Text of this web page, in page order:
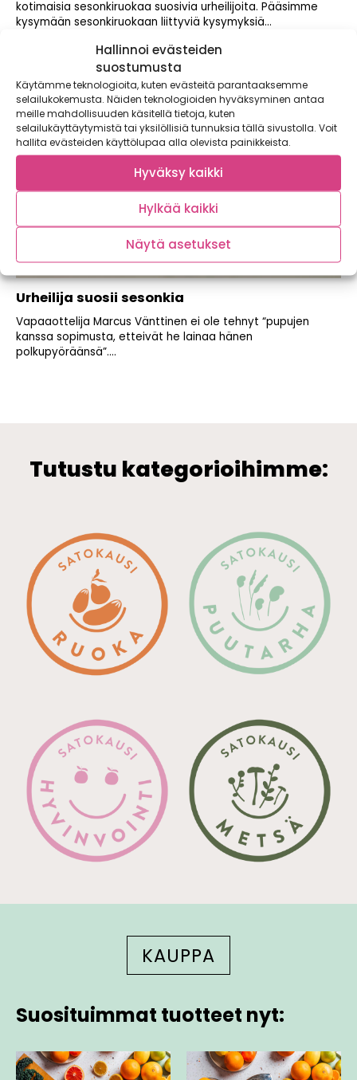
Hallinnoi evästeiden
suostumusta
Käytämme teknologioita, kuten evästeitä parantaaksemme
selailukokemusta. Näiden teknologioiden hyväksyminen antaa
meille mahdollisuuden käsitellä tietoja, kuten
selailukäyttäytymistä tai yksilöllisiä tunnuksia tällä sivustolla. Voit
hallita evästeiden käyttölupaa alla olevista painikkeista.
Hyväksy kaikki
Hylkää kaikki
Näytä asetukset
kotimaisia sesonkiruokaa suosivia urheilijoita. Pääsimme
kysymään sesonkiruokaan liittyviä kysymyksiä...
Urheilija suosii sesonkia
Vapaaottelija Marcus Vänttinen ei ole tehnyt “pupujen
kanssa sopimusta, etteivät he lainaa hänen
polkupyöräänsä”....
Tutustu kategorioihimme:
KAUPPA
Suosituimmat tuotteet nyt: